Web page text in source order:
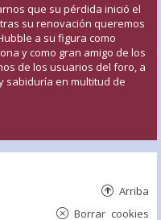
que su pérdida inició el
su renovación queremos
a su figura como
y como gran amigo de los
de los usuarios del foro, a
sabiduría en multitud de
Arriba
Borrar cookies